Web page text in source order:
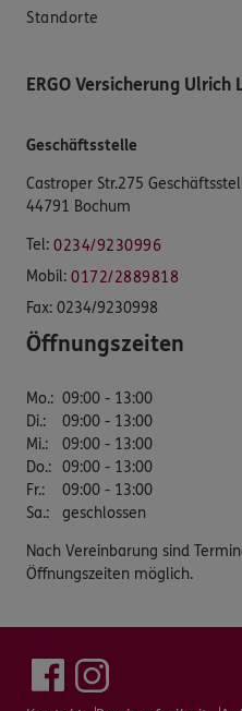
Standorte
ERGO Versicherung Ulrich
Geschäftsstelle
Castroper Str.275
44791 Bochum
Tel: 0234/9230996
Mobil: 0172/2889818
Fax: 0234/9230998
Öffnungszeiten
Mo.: 09:00 - 13:00
Di.:
09:00 - 13:00
Mi.:
09:00 - 13:00
Do.: 09:00 - 13:00
Fr.:
09:00 - 13:00
Sa.: geschlossen
Nach Vereinbarung sind
Öffnungszeiten möglich.